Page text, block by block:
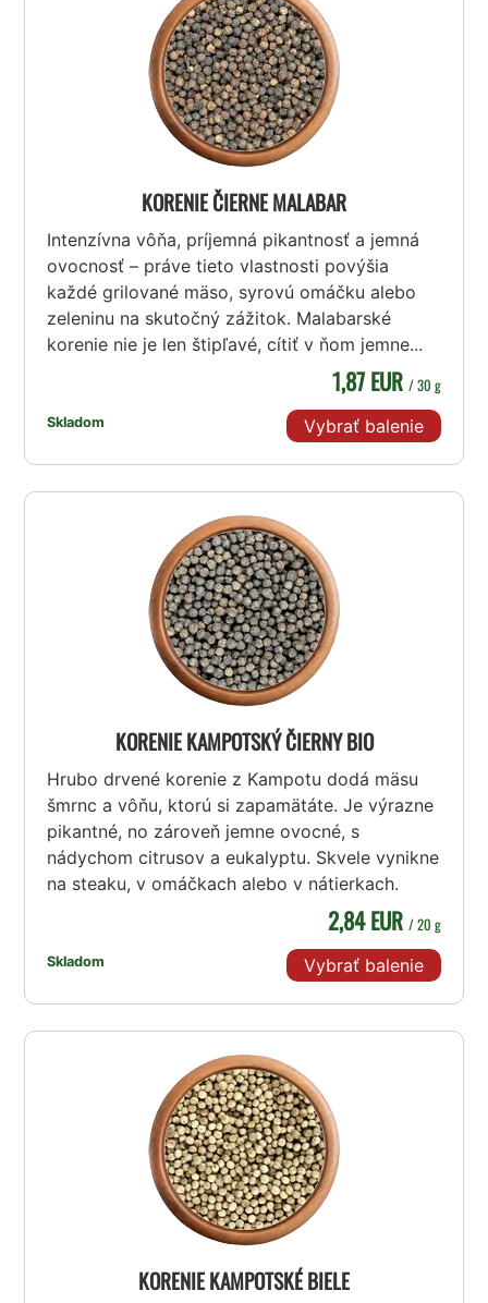
KORENIE ČIERNE MALABAR
Intenzívna vôňa, príjemná pikantnosť a jemná
ovocnosť – práve tieto vlastnosti povýšia
každé grilované mäso, syrovú omáčku alebo
zeleninu na skutočný zážitok. Malabarské
korenie nie je len štipľavé, cítiť v ňom jemne...
Skladom
1,87 EUR / 30 g
Vybrať balenie
KORENIE KAMPOTSKÝ ČIERNY BIO
Hrubo drvené korenie z Kampotu dodá mäsu
šmrnc a vôňu, ktorú si zapamätáte. Je výrazne
pikantné, no zároveň jemne ovocné, s
nádychom citrusov a eukalyptu. Skvele vynikne
na steaku, v omáčkach alebo v nátierkach.
Skladom
2,84 EUR / 20 g
Vybrať balenie
KORENIE KAMPOTSKÉ BIELE